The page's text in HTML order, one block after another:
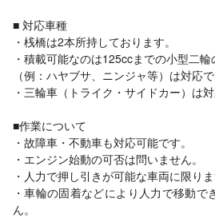
■ 対応車種
・桟橋は2本所持しております。
・積載可能なのは125ccまでの小型二
（例：ハヤブサ、ニンジャ等）は対応で
・三輪車（トライク・サイドカー）は
■作業について
・故障車・不動車も対応可能です。
・エンジン始動の可否は問いません。
・人力で押し引きが可能な車両に限りま
・車輪の固着などにより人力で移動
ん。